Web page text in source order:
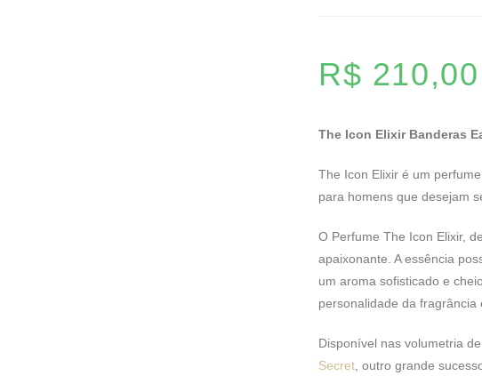
R$ 210,00
The Icon Elixir Banderas
The Icon Elixir é um
para homens que desejam
O Perfume The Icon Elixir,
apaixonante. A essência
um aroma sofisticado e
personalidade da fragrância
Disponível nas volumetria
Secret , outro grande